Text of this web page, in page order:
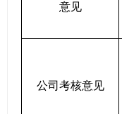
意见
公司考核意见